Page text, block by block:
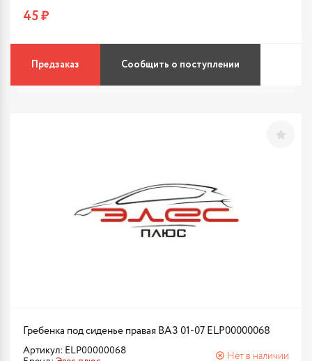
45 ₽
Предзаказ Сообщить о поступлении
Гребенка под сиденье правая ВАЗ 01-07 ELP00000068
Артикул: ELP00000068
Нет в наличии